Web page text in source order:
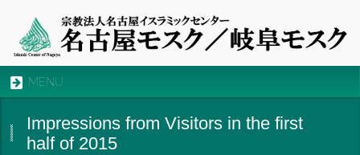
MENU
Impressions from Visitors in the first
half of 2015